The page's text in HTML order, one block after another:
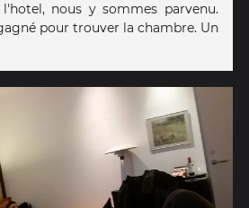
nous y sommes parvenu.
pour trouver la chambre. Un